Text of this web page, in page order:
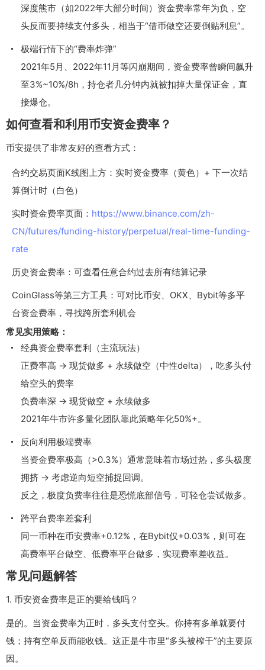
深度熊市（如2022年大部分时间）资金费率常年为负，空
头反而要持续支付多头，相当于“借币做空还要倒贴利息”。
极端行情下的“费率炸弹”
2021年5月、2022年11月等闪崩期间，资金费率曾瞬间飙升
至3%~10%/8h，持仓者几分钟内就被扣掉大量保证金，直
接爆仓。
如何查看和利用币安资金费率？
币安提供了非常友好的查看方式：
合约交易页面K线图上方：实时资金费率（黄色）+ 下一次结
算倒计时（白色）
实时资金费率页面： https://www.binance.com/zh-
CN/futures/funding-history/perpetual/real-time-funding-
rate
历史资金费率：可查看任意合约过去所有结算记录
CoinGlass等第三方工具：可对比币安、OKX、Bybit等多平
台资金费率，寻找跨所套利机会
常见实用策略：
经典资金费率套利（主流玩法）
正费率高 → 现货做多 + 永续做空（中性delta），吃多头付
给空头的费率
负费率深 → 现货做空 + 永续做多
2021年牛市许多量化团队靠此策略年化50%+。
反向利用极端费率
当资金费率极高（>0.3%）通常意味着市场过热，多头极度
拥挤 → 考虑逆向短空捕捉回调。
反之，极度负费率往往是恐慌底部信号，可轻仓尝试做多。
跨平台费率差套利
同一币种在币安费率+0.12%，在Bybit仅+0.03%，则可在
高费率平台做空、低费率平台做多，实现费率差收益。
常见问题解答
1. 币安资金费率是正的要给钱吗？
是的。当资金费率为正时，多头支付空头。你持有多单就要付
钱；持有空单反而能收钱。这正是牛市里“多头被榨干”的主要原
因。